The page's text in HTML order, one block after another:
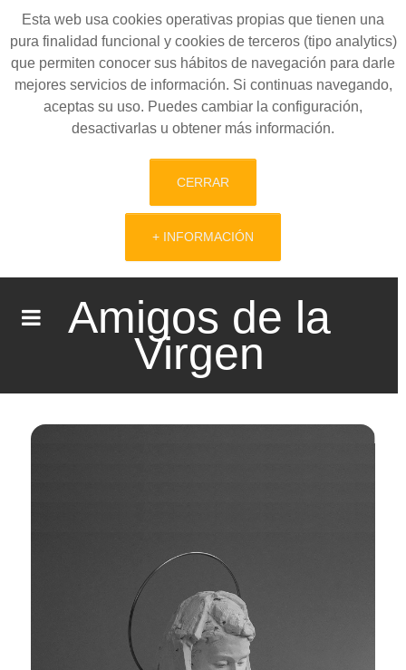
Esta web usa cookies operativas propias que tienen una
pura finalidad funcional y cookies de terceros (tipo analytics)
que permiten conocer sus hábitos de navegación para darle
mejores servicios de información. Si continuas navegando,
aceptas su uso. Puedes cambiar la configuración,
desactivarlas u obtener más información.
CERRAR
+ INFORMACIÓN
Amigos de la
Virgen